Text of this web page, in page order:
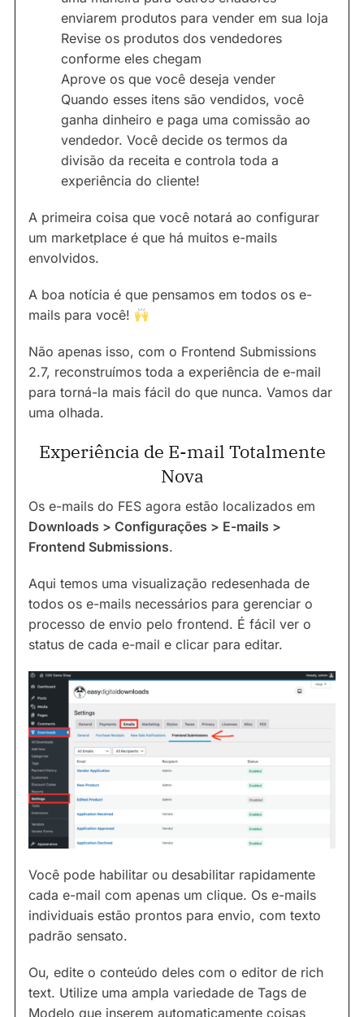
enviarem produtos para vender em sua loja
Revise os produtos dos vendedores
conforme eles chegam
Aprove os que você deseja vender
Quando esses itens são vendidos, você
ganha dinheiro e paga uma comissão ao
vendedor. Você decide os termos da
divisão da receita e controla toda a
experiência do cliente!
A primeira coisa que você notará ao configurar
um marketplace é que há muitos e-mails
envolvidos.
A boa notícia é que pensamos em todos os e-
mails para você!
Não apenas isso, com o Frontend Submissions
2.7, reconstruímos toda a experiência de e-mail
para torná-la mais fácil do que nunca. Vamos dar
uma olhada.
Experiência de E-mail Totalmente
Nova
Os e-mails do FES agora estão localizados em
Downloads > Configurações > E-mails >
Frontend Submissions.
Aqui temos uma visualização redesenhada de
todos os e-mails necessários para gerenciar o
processo de envio pelo frontend. É fácil ver o
status de cada e-mail e clicar para editar.
Você pode habilitar ou desabilitar rapidamente
cada e-mail com apenas um clique. Os e-mails
individuais estão prontos para envio, com texto
padrão sensato.
Ou, edite o conteúdo deles com o editor de rich
text. Utilize uma ampla variedade de Tags de
Modelo que inserem automaticamente coisas